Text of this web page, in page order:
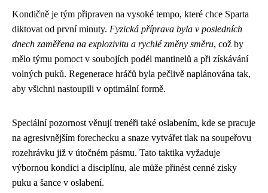
Kondičně je tým připraven na vysoké tempo, které chce Sparta
diktovat od první minuty. Fyzická příprava byla v posledních
dnech zaměřena na explozivitu a rychlé změny směru, což by
mělo týmu pomoct v soubojích podél mantinelů a při získávání
volných puků. Regenerace hráčů byla pečlivě naplánována tak,
aby všichni nastoupili v optimální formě.
Speciální pozornost věnují trenéři také oslabením, kde se pracuje
na agresivnějším forechecku a snaze vytvářet tlak na soupeřovu
rozehrávku již v útočném pásmu. Tato taktika vyžaduje
výbornou kondici a disciplínu, ale může přinést cenné zisky
puku a šance v oslabení.